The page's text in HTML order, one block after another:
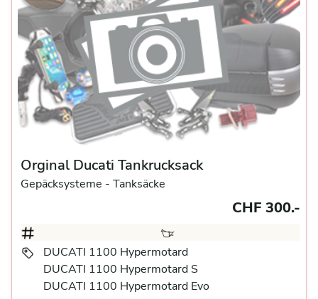
Orginal Ducati Tankrucksack
Gepäcksysteme - Tanksäcke
CHF 300.-
DUCATI 1100 Hypermotard
DUCATI 1100 Hypermotard S
DUCATI 1100 Hypermotard Evo